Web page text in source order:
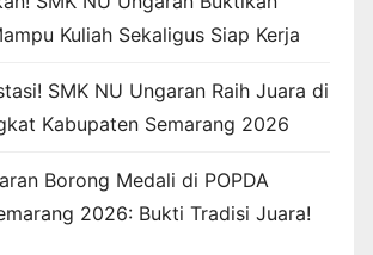
Kuliah Sekaligus Siap Kerja
SMK NU Ungaran Raih Juara di
Kabupaten Semarang 2026
Borong Medali di POPDA
2026: Bukti Tradisi Juara!